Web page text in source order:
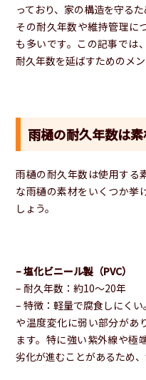
っており、家の構造を守る
その耐久年数や維持管理に
も多いです。この記事では
耐久年数を延ばすためのメ
雨樋の耐久年数は
雨樋の耐久年数は使用する
な雨樋の素材をいくつか挙
しょう。
– 塩化ビニール製（PVC）
– 耐久年数：約10〜20年
– 特徴：軽量で腐食しにく
や温度変化に弱い部分があ
ます。特に強い紫外線や極
劣化が進むことがあるため、